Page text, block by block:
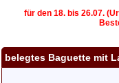
für den 18. bis 26.07.
belegtes Baguette mit